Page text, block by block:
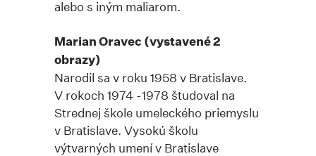
alebo s iným maliarom.
Marian Oravec (vystavené 2
obrazy)
Narodil sa v roku 1958 v Bratislave.
V rokoch 1974 -1978 študoval na
Strednej škole umeleckého priemyslu
v Bratislave. Vysokú školu
výtvarných umení v Bratislave